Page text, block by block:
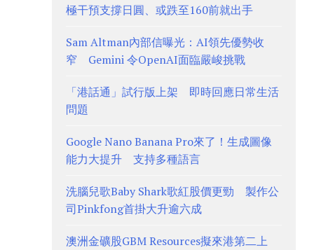
極干預支撐日圓、或跌至160前就出手
Sam Altman內部信曝光：AI領先優勢收
窄 Gemini 令OpenAI面臨嚴峻挑戰
「港話通」試行版上架 即時回應日常生活
問題
Google Nano Banana Pro來了！生成圖像
能力大提升 支持多種語言
洗腦兒歌Baby Shark歌紅股價更勁 製作公
司Pinkfong首掛大升逾六成
澳洲金礦股GBM Resources擬來港第二上